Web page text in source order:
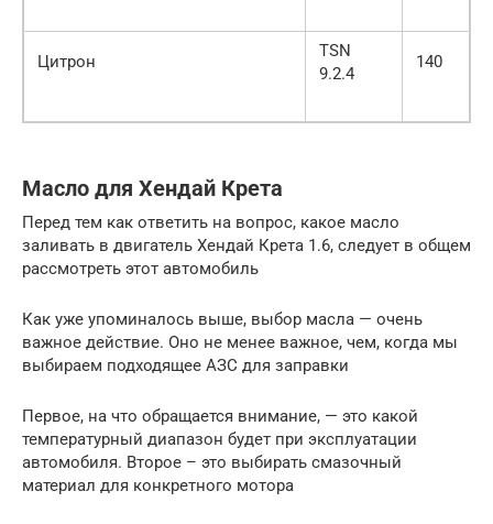
Цитрон
TSN
9.2.4
140
Масло для Хендай Крета
Перед тем как ответить на вопрос, какое масло
заливать в двигатель Хендай Крета 1.6, следует в общем
рассмотреть этот автомобиль
Как уже упоминалось выше, выбор масла — очень
важное действие. Оно не менее важное, чем, когда мы
выбираем подходящее АЗС для заправки
Первое, на что обращается внимание, — это какой
температурный диапазон будет при эксплуатации
автомобиля. Второе – это выбирать смазочный
материал для конкретного мотора